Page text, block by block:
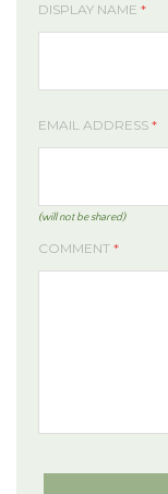
DISPLAY NAME *
EMAIL ADDRESS *
(will not be shared)
COMMENT *